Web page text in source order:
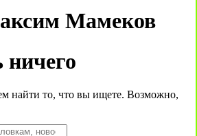
Мамеков
ничего
найти то, что вы ищете. Возможно,